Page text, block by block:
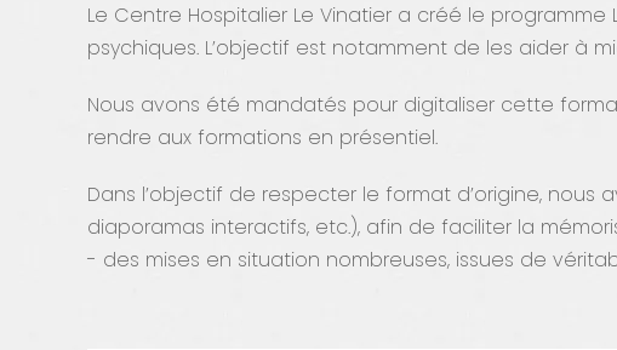
Le Centre Hospitalier Le Vinatier a créé le
psychiques. L’objectif est notamment de les aider à
Nous avons été mandatés pour digitaliser cette
rendre aux formations en présentiel.
Dans l’objectif de respecter le format d’origine,
diaporamas interactifs, etc.), afin de faciliter la
- des mises en situation nombreuses, issues de